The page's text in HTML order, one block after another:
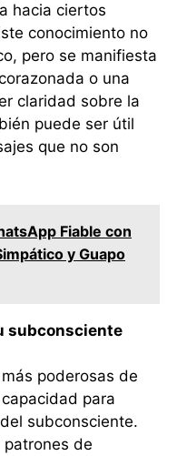
hacia ciertos
conocimiento no
pero se manifiesta
o una
claridad sobre la
puede ser útil
que no son
Fiable con
y Guapo
subconsciente
poderosas de
para
subconsciente.
de